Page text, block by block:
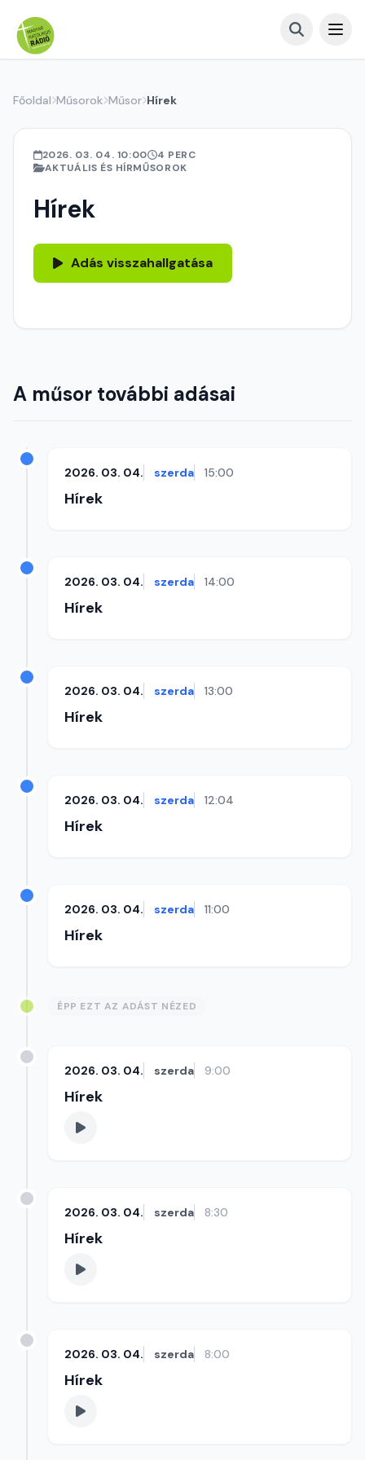
Főoldal Műsorok Műsor Hírek
2026. 03. 04. 10:00
4 PERC
AKTUÁLIS ÉS HÍRMŰSOROK
Hírek
Adás visszahallgatása
A műsor további adásai
2026. 03. 04. szerda 15:00
Hírek
2026. 03. 04. szerda 14:00
Hírek
2026. 03. 04. szerda 13:00
Hírek
2026. 03. 04. szerda 12:04
Hírek
2026. 03. 04. szerda 11:00
Hírek
ÉPP EZT AZ ADÁST NÉZED
2026. 03. 04. szerda 9:00
Hírek
2026. 03. 04. szerda 8:30
Hírek
2026. 03. 04. szerda 8:00
Hírek